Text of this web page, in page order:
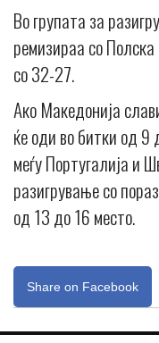
Во групата за
ремизираа со
со 32-27.
Ако Македонија
ќе оди во битки од
меѓу Португалија и
разигрување со
од 13 до 16 место.
Share on Facebook